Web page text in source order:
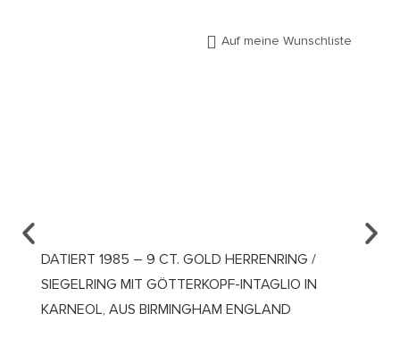
Auf meine Wunschliste
DATIERT 1985 – 9 CT. GOLD HERRENRING /
SIEGELRING MIT GÖTTERKOPF-INTAGLIO IN
KARNEOL, AUS BIRMINGHAM ENGLAND